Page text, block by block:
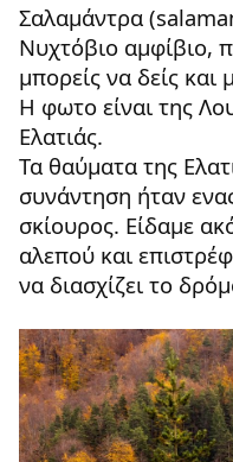
Σαλαμάντρα
Νυχτόβιο αμφίβιο,
μπορείς να δείς
Η φωτο είναι της
Ελατιάς.
Τα θαύματα της
συνάντηση ήταν
σκίουρος. Είδαμε
αλεπού και
να διασχίζει το